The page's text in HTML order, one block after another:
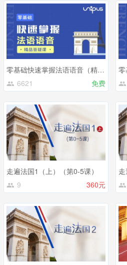
零基础快速掌握法语语音（精品答疑课）
6621
免费
走遍法国1（上）（第0-5课）
9
360元